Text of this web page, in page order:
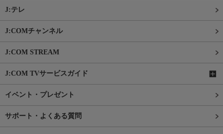
J:テレ
J:COMチャンネル
J:COM STREAM
J:COM TVサービスガイド
イベント・プレゼント
サポート・よくある質問